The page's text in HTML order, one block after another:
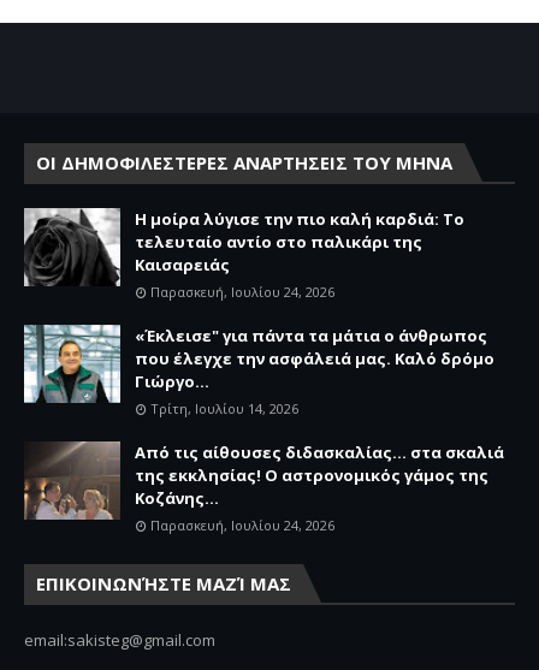
ΟΙ ΔΗΜΟΦΙΛΕΣΤΕΡΕΣ ΑΝΑΡΤΗΣΕΙΣ ΤΟΥ ΜΗΝΑ
Η μοίρα λύγισε την πιο καλή καρδιά: Το
τελευταίο αντίο στο παλικάρι της
Καισαρειάς
Παρασκευή, Ιουλίου 24, 2026
«Έκλεισε" για πάντα τα μάτια ο άνθρωπος
που έλεγχε την ασφάλειά μας. Καλό δρόμο
Γιώργο...
Τρίτη, Ιουλίου 14, 2026
Από τις αίθουσες διδασκαλίας… στα σκαλιά
της εκκλησίας! Ο αστρονομικός γάμος της
Κοζάνης...
Παρασκευή, Ιουλίου 24, 2026
ΕΠΙΚΟΙΝΩΝΉΣΤΕ ΜΑΖΊ ΜΑΣ
email:sakisteg@gmail.com